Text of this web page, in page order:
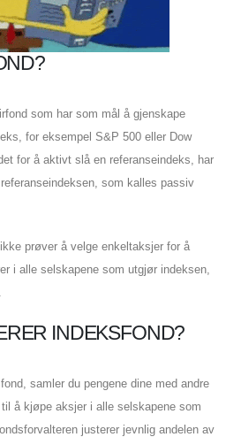
som har som mål å gjenskape
for eksempel S&P 500 eller Dow
for å aktivt slå en referanseindeks, har
som kalles passiv
prøver å velge enkeltaksjer for å
i alle selskapene som utgjør indeksen,
INDEKSFOND?
samler du pengene dine med andre
å kjøpe aksjer i alle selskapene som
justerer jevnlig andelen av